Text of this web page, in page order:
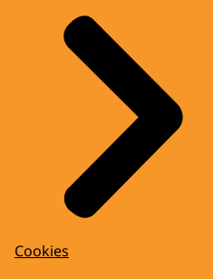
Cookies